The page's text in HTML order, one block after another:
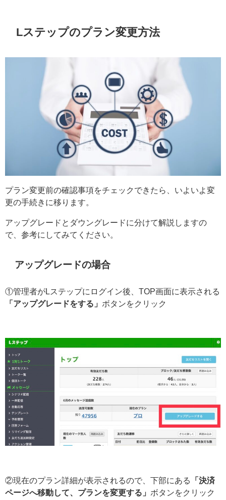
Lステップのプラン変更方法
プラン変更前の確認事項をチェックできたら、いよいよ変
更の手続きに移ります。
アップグレードとダウングレードに分けて解説しますの
で、参考にしてみてください。
アップグレードの場合
①管理者がLステップにログイン後、TOP画面に表示される
「アップグレードをする」 ボタンをクリック
②現在のプラン詳細が表示されるので、下部にある
「決済
ページへ移動して、プランを変更する」 ボタンをクリック